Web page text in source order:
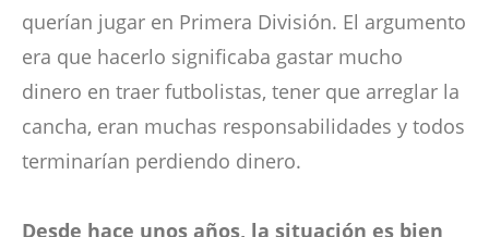
querían jugar en Primera División. El argumento
era que hacerlo significaba gastar mucho
dinero en traer futbolistas, tener que arreglar la
cancha, eran muchas responsabilidades y todos
terminarían perdiendo dinero.
Desde hace unos años, la situación es bien